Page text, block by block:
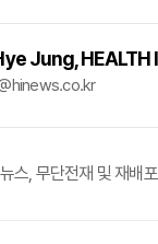
Jung, HEALTH
스, 무단전재 및 재배